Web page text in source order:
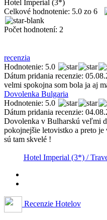
Hotel Imperial (3*)
Celkové hodnotenie: 5.0 zo 6
Počet hodnotení: 2
recenzia
Hodnotenie: 5.0
Dátum pridania recenzie:
velmi spokojna som bola ja aj
Dovolenka Bulgaria
Hodnotenie: 5.0
Dátum pridania recenzie:
Dovolenka v Bulharskú veľmi
pokojnejšie letovistko a preto
sú tam skvelé !
Hotel Imperial (3*) /
Recenzie Hotelov